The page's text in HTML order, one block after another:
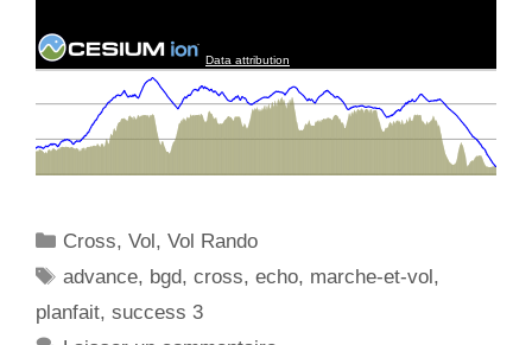
C
a
Cross,Vol,Vol Rando
É
t
advance, bgd,cross,echo, marche-et-vol,
planfait, success 3